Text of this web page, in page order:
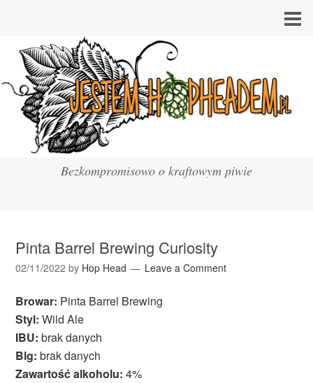
Bezkompromisowo o kraftowym piwie
Pinta Barrel Brewing Curiosity
02/11/2022 by Hop Head Leave a Comment
Browar: Pinta Barrel Brewing
Styl: Wild Ale
IBU: brak danych
Blg: brak danych
Zawartość alkoholu: 4%